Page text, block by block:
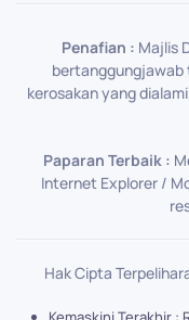
Penafian : Majlis
bertanggungjawab
kerosakan yang
Paparan Terbaik :
Internet Explorer /
Hak Cipta